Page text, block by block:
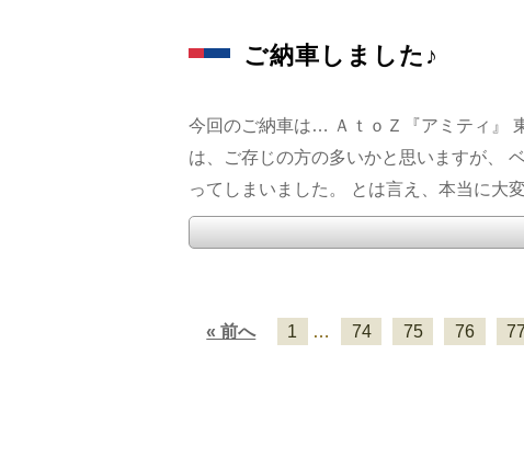
ご納車しました♪
今回のご納車は… ＡｔｏＺ『アミティ』
は、ご存じの方の多いかと思いますが、
ってしまいました。 とは言え、本当に大
« 前へ 1 … 74 75 76 77